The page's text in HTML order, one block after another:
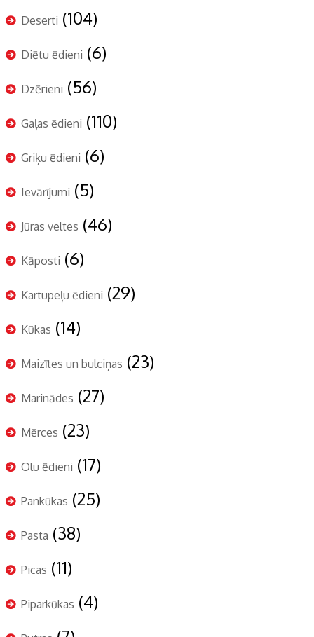
Deserti (104)
Diētu ēdieni (6)
Dzērieni (56)
Gaļas ēdieni (110)
Griķu ēdieni (6)
Ievārījumi (5)
Jūras veltes (46)
Kāposti (6)
Kartupeļu ēdieni (29)
Kūkas (14)
Maizītes un bulciņas (23)
Marinādes (27)
Mērces (23)
Olu ēdieni (17)
Pankūkas (25)
Pasta (38)
Picas (11)
Piparkūkas (4)